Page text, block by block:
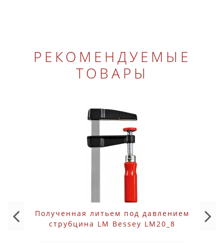
РЕКОМЕНДУЕМЫЕ
ТОВАРЫ
Полученная литьем под давлением
струбцина LM Bessey LM20_8